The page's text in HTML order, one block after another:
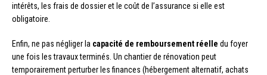
intérêts, les frais de dossier et le coût de l’assurance si elle est
obligatoire.
Enfin, ne pas négliger la capacité de remboursement réelle du foyer
une fois les travaux terminés. Un chantier de rénovation peut
temporairement perturber les finances (hébergement alternatif, achats